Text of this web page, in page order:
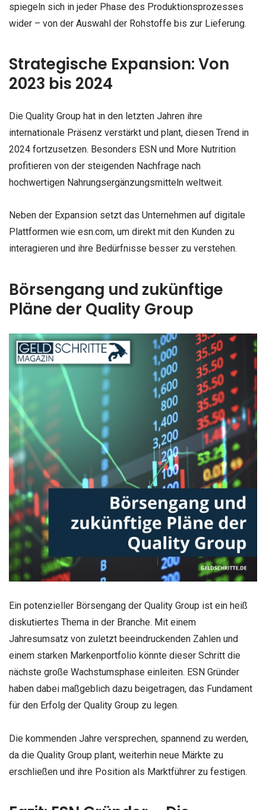
spiegeln sich in jeder Phase des Produktionsprozesses
wider – von der Auswahl der Rohstoffe bis zur Lieferung.
Strategische Expansion: Von
2023 bis 2024
Die Quality Group hat in den letzten Jahren ihre
internationale Präsenz verstärkt und plant, diesen Trend in
2024 fortzusetzen. Besonders ESN und More Nutrition
profitieren von der steigenden Nachfrage nach
hochwertigen Nahrungsergänzungsmitteln weltweit.
Neben der Expansion setzt das Unternehmen auf digitale
Plattformen wie esn.com, um direkt mit den Kunden zu
interagieren und ihre Bedürfnisse besser zu verstehen.
Börsengang und zukünftige
Pläne der Quality Group
Ein potenzieller Börsengang der Quality Group ist ein heiß
diskutiertes Thema in der Branche. Mit einem
Jahresumsatz von zuletzt beeindruckenden Zahlen und
einem starken Markenportfolio könnte dieser Schritt die
nächste große Wachstumsphase einleiten. ESN Gründer
haben dabei maßgeblich dazu beigetragen, das Fundament
für den Erfolg der Quality Group zu legen.
Die kommenden Jahre versprechen, spannend zu werden,
da die Quality Group plant, weiterhin neue Märkte zu
erschließen und ihre Position als Marktführer zu festigen.